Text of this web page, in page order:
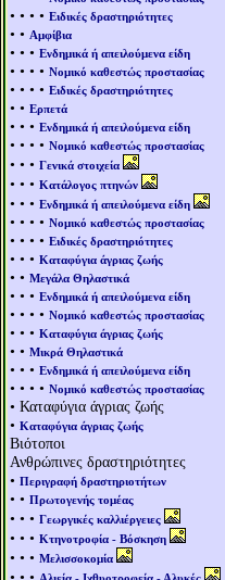
• • • • Ειδικές δραστηριότητες
• • Αμφίβια
• • • Ενδημικά ή απειλούμενα είδη
• • • • Νομικό καθεστώς προστασίας
• • • • Ειδικές δραστηριότητες
• • Ερπετά
• • • Ενδημικά ή απειλούμενα είδη
• • • • Νομικό καθεστώς προστασίας
• • • Γενικά στοιχεία
• • • Κατάλογος πτηνών
• • • Ενδημικά ή απειλούμενα είδη
• • • • Νομικό καθεστώς προστασίας
• • • • Ειδικές δραστηριότητες
• • • Καταφύγια άγριας ζωής
• • Μεγάλα Θηλαστικά
• • • Ενδημικά ή απειλούμενα είδη
• • • • Νομικό καθεστώς προστασίας
• • • Καταφύγια άγριας ζωής
• • Μικρά Θηλαστικά
• • • Ενδημικά ή απειλούμενα είδη
• • • • Νομικό καθεστώς προστασίας
• Καταφύγια άγριας ζωής
• Καταφύγια άγριας ζωής
Βιότοποι
Ανθρώπινες δραστηριότητες
• Περιγραφή δραστηριοτήτων
• • Πρωτογενής τομέας
• • • Γεωργικές καλλιέργειες
• • • Κτηνοτροφία - Βόσκηση
• • • Μελισσοκομία